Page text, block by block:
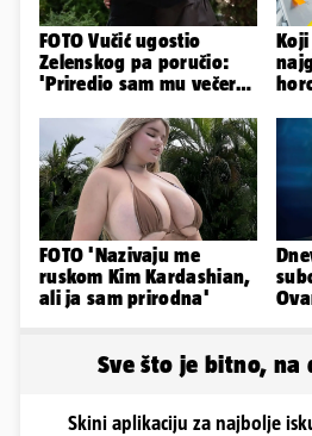
FOTO Vučić ugostio
Zelenskog pa poručio:
'Priredio sam mu večeru
FOTO 'Nazivaju me
ruskom Kim Kardashian,
ali ja sam prirodna'
Sve što je bitno, na
Skini aplikaciju za najbolje